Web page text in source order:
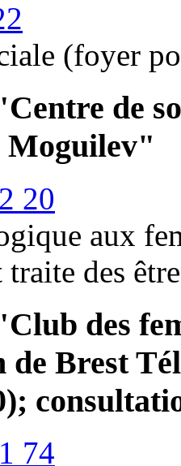
(foyer
de
Moguilev"
20
aux
des
des
Brest
74